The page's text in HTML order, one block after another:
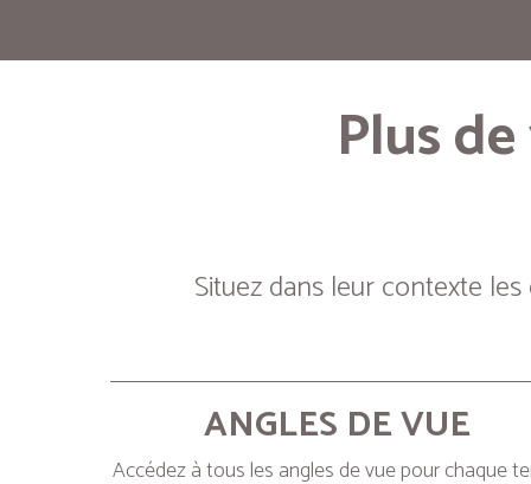
Plus
Situez dans leur contexte
ANGLES DE VUE
Accédez à tous les angles de vue pour chaque